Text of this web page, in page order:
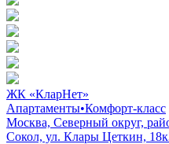
ЖК «КларНет»
Апартаменты•Комфорт-класс
Москва, Северный округ,
Сокол, ул. Клары Цеткин,